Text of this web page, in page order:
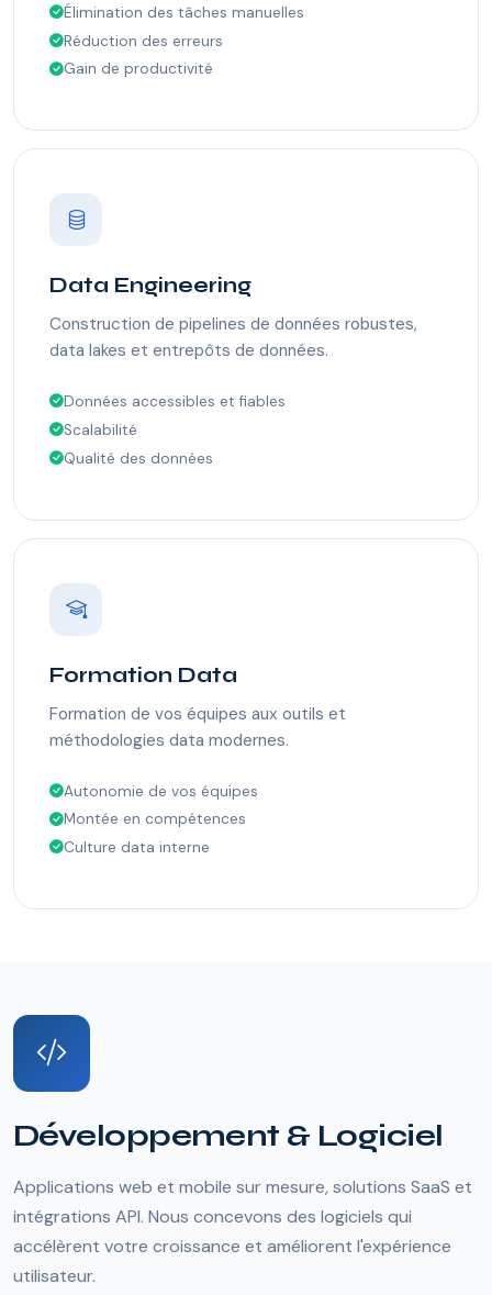
Élimination des tâches manuelles
Réduction des erreurs
Gain de productivité
Data Engineering
Construction de pipelines de données robustes,
data lakes et entrepôts de données.
Données accessibles et fiables
Scalabilité
Qualité des données
Formation Data
Formation de vos équipes aux outils et
méthodologies data modernes.
Autonomie de vos équipes
Montée en compétences
Culture data interne
Développement & Logiciel
Applications web et mobile sur mesure, solutions SaaS et
intégrations API. Nous concevons des logiciels qui
accélèrent votre croissance et améliorent l'expérience
utilisateur.